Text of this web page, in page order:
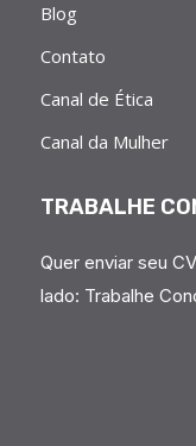
Blog
Contato
Canal de Ética
Canal da Mulher
TRABALHE
Quer enviar seu
lado: Trabalhe